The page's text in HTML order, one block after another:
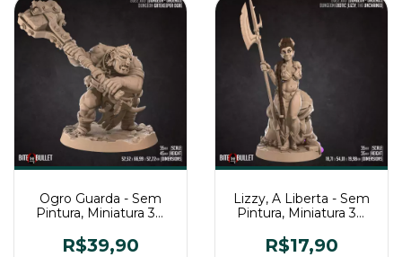
Ogro Guarda - Sem
Pintura, Miniatura 3D
Mesa
R$39,90
Lizzy, A Liberta - Sem
Pintura, Miniatura 3D
Mesa
R$17,90